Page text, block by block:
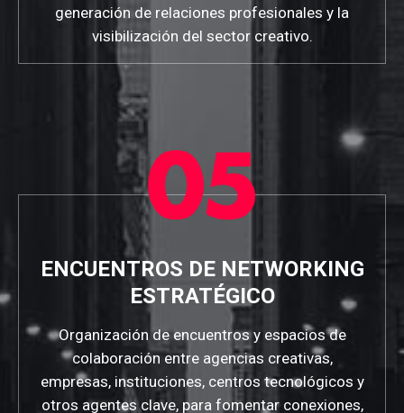
generación de relaciones profesionales y la
visibilización del sector creativo.
ENCUENTROS DE NETWORKING
ESTRATÉGICO
Organización de encuentros y espacios de
colaboración entre agencias creativas,
empresas, instituciones, centros tecnológicos y
otros agentes clave, para fomentar conexiones,